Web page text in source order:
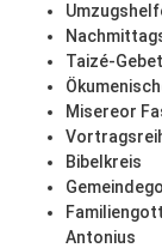
Taizé-
Misereor
Bibelkreis
Antonius